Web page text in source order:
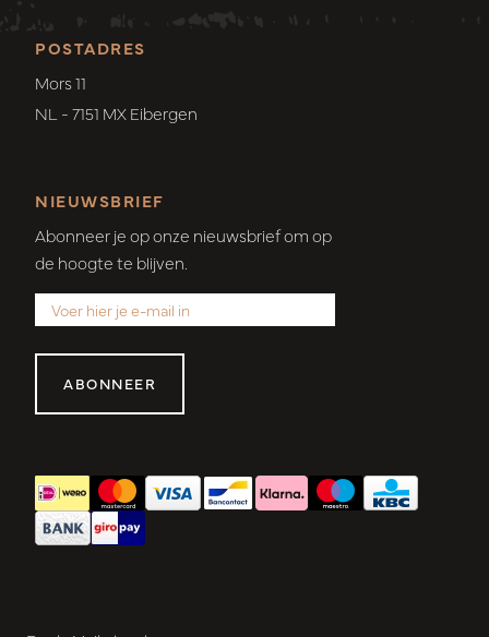
POSTADRES
Mors 11
NL - 7151 MX Eibergen
NIEUWSBRIEF
Abonneer je op onze nieuwsbrief om op
de hoogte te blijven.
ABONNEER